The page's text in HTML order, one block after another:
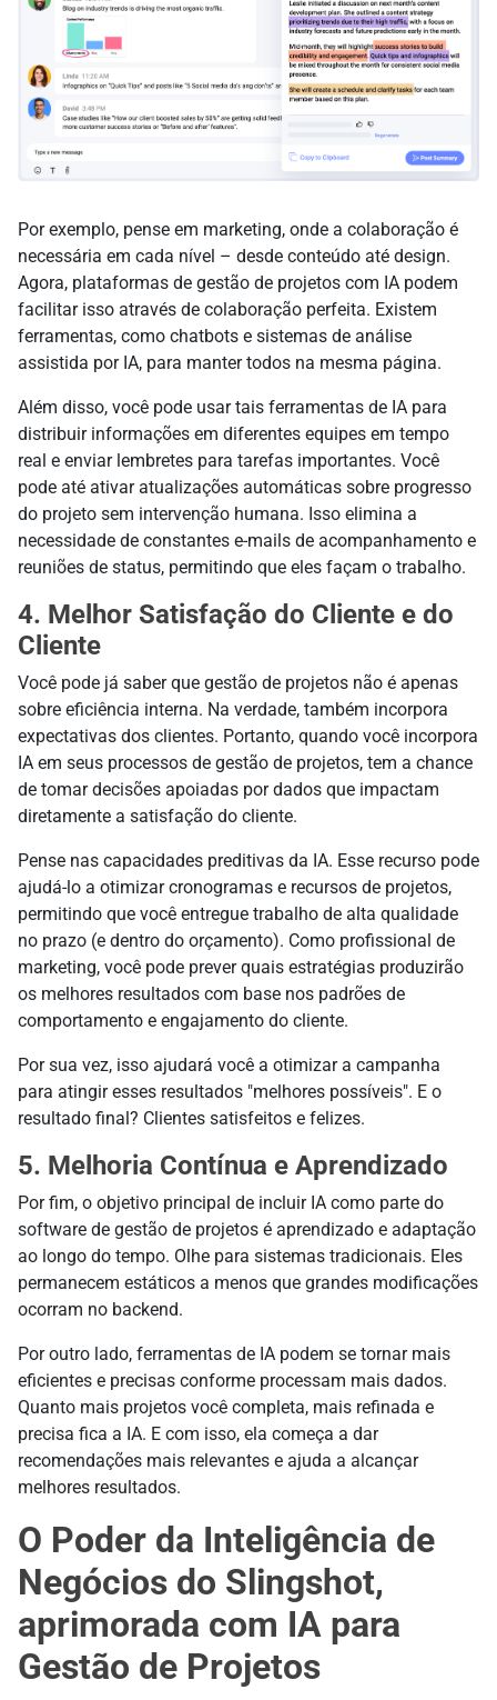
Por exemplo, pense em marketing, onde a colaboração é
necessária em cada nível – desde conteúdo até design.
Agora, plataformas de gestão de projetos com IA podem
facilitar isso através de colaboração perfeita. Existem
ferramentas, como chatbots e sistemas de análise
assistida por IA, para manter todos na mesma página.
Além disso, você pode usar tais ferramentas de IA para
distribuir informações em diferentes equipes em tempo
real e enviar lembretes para tarefas importantes. Você
pode até ativar atualizações automáticas sobre progresso
do projeto sem intervenção humana. Isso elimina a
necessidade de constantes e-mails de acompanhamento e
reuniões de status, permitindo que eles façam o trabalho.
4. Melhor Satisfação do Cliente e do
Cliente
Você pode já saber que gestão de projetos não é apenas
sobre eficiência interna. Na verdade, também incorpora
expectativas dos clientes. Portanto, quando você incorpora
IA em seus processos de gestão de projetos, tem a chance
de tomar decisões apoiadas por dados que impactam
diretamente a satisfação do cliente.
Pense nas capacidades preditivas da IA. Esse recurso pode
ajudá-lo a otimizar cronogramas e recursos de projetos,
permitindo que você entregue trabalho de alta qualidade
no prazo (e dentro do orçamento). Como profissional de
marketing, você pode prever quais estratégias produzirão
os melhores resultados com base nos padrões de
comportamento e engajamento do cliente.
Por sua vez, isso ajudará você a otimizar a campanha
para atingir esses resultados "melhores possíveis". E o
resultado final? Clientes satisfeitos e felizes.
5. Melhoria Contínua e Aprendizado
Por fim, o objetivo principal de incluir IA como parte do
software de gestão de projetos é aprendizado e adaptação
ao longo do tempo. Olhe para sistemas tradicionais. Eles
permanecem estáticos a menos que grandes modificações
ocorram no backend.
Por outro lado, ferramentas de IA podem se tornar mais
eficientes e precisas conforme processam mais dados.
Quanto mais projetos você completa, mais refinada e
precisa fica a IA. E com isso, ela começa a dar
recomendações mais relevantes e ajuda a alcançar
melhores resultados.
O Poder da Inteligência de
Negócios do Slingshot,
aprimorada com IA para
Gestão de Projetos